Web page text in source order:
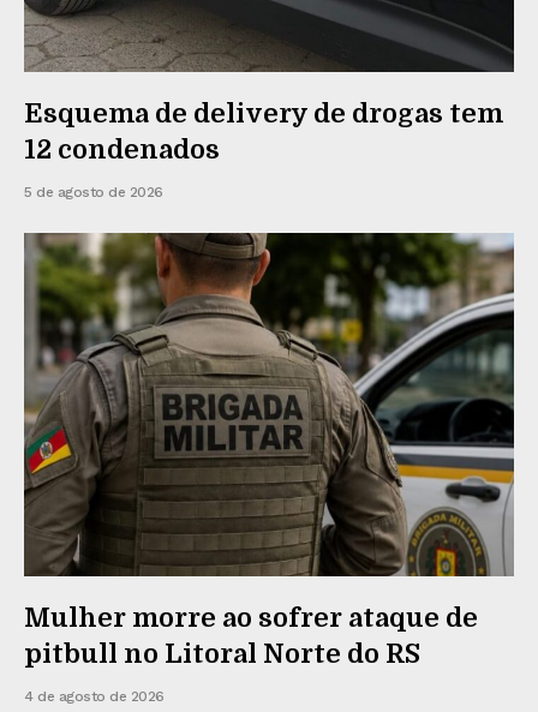
Esquema de delivery de drogas tem
12 condenados
5 de agosto de 2026
Mulher morre ao sofrer ataque de
pitbull no Litoral Norte do RS
4 de agosto de 2026